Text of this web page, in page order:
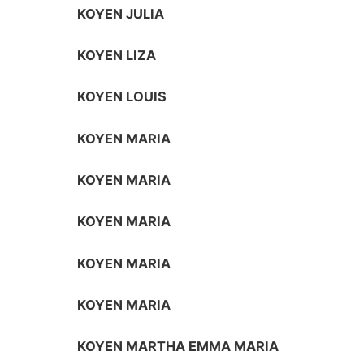
KOYEN JULIA
KOYEN LIZA
KOYEN LOUIS
KOYEN MARIA
KOYEN MARIA
KOYEN MARIA
KOYEN MARIA
KOYEN MARIA
KOYEN MARTHA EMMA MARIA